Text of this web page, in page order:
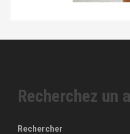
Recherchez un
Rechercher